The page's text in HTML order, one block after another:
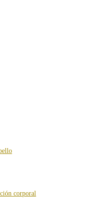
corporal